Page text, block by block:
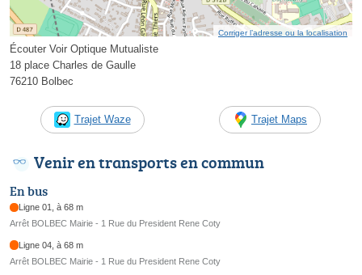
Corriger l’adresse ou la localisation
Écouter Voir Optique Mutualiste
18 place Charles de Gaulle
76210 Bolbec
Trajet Waze Trajet Maps
Venir en transports en commun
En bus
Ligne 01, à 68 m
Arrêt BOLBEC Mairie - 1 Rue du President Rene Coty
Ligne 04, à 68 m
Arrêt BOLBEC Mairie - 1 Rue du President Rene Coty